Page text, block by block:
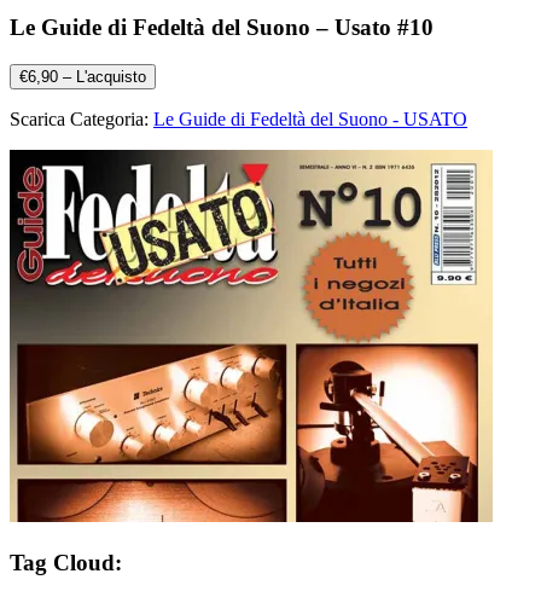
Le Guide di Fedeltà del Suono – Usato #10
€6,90 – L'acquisto
Scarica Categoria: Le Guide di Fedeltà del Suono - USATO
Tag Cloud: